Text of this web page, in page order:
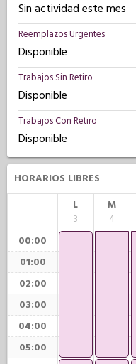
Sin actividad este mes
Reemplazos Urgentes
Disponible
Trabajos Sin Retiro
Disponible
Trabajos Con Retiro
Disponible
HORARIOS LIBRES
L
3
M
4
00:00
01:00
02:00
03:00
04:00
05:00